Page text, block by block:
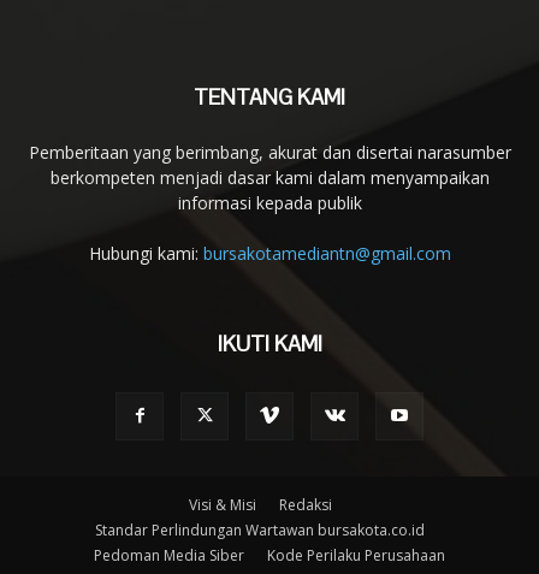
TENTANG KAMI
Pemberitaan yang berimbang, akurat dan disertai narasumber
berkompeten menjadi dasar kami dalam menyampaikan
informasi kepada publik
Hubungi kami: bursakotamediantn@gmail.com
IKUTI KAMI
Visi & Misi
Redaksi
Standar Perlindungan Wartawan bursakota.co.id
Pedoman Media Siber
Kode Perilaku Perusahaan